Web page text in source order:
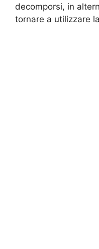
decomporsi, in
tornare a utilizzare